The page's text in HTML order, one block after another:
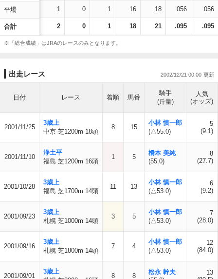
平場
合計
1 0 1 16 18 .056 .056
2 0 1 18 21 .095 .095
※「総合成績」はJRAのレースのみとなります。
出走レース 2002/12/21 00:00
日付 レース 着順 馬番
騎手
(斤量)
人気
(オッズ)
2001/11/25
3歳上
中京 芝1200m 18頭
8 15
小林 慎一郎
(△55.0)
5
(9.1)
2001/11/10
浄土平
福島 芝1200m 16頭
1 5
橋本 美純
(55.0)
8
(27.7)
2001/10/28
3歳上
福島 芝1700m 14頭
11 13
小林 慎一郎
(△53.0)
6
(9.2)
2001/09/23
3歳上
札幌 芝1000m 14頭
3 5
小林 慎一郎
(△53.0)
7
(28.0)
2001/09/16
3歳上
札幌 芝1800m 14頭
7 4
小林 慎一郎
(△53.0)
12
(84.0)
2001/09/01
3歳上
8 8
松永 幹夫
13